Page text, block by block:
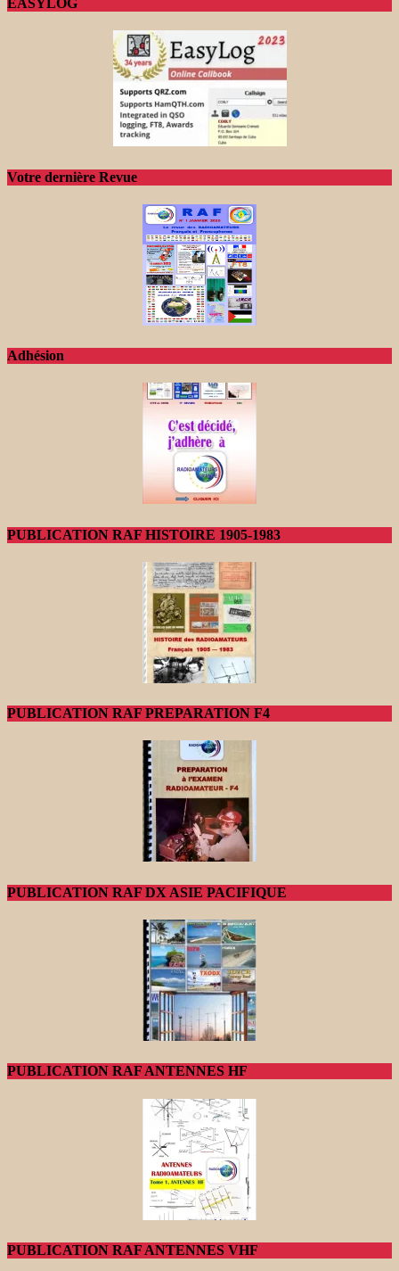
EASYLOG
Votre dernière Revue
Adhésion
PUBLICATION RAF HISTOIRE 1905-1983
PUBLICATION RAF PREPARATION F4
PUBLICATION RAF DX ASIE PACIFIQUE
PUBLICATION RAF ANTENNES HF
PUBLICATION RAF ANTENNES VHF